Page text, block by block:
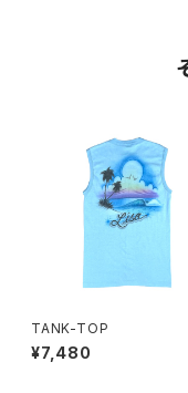
TANK-TOP
¥7,480